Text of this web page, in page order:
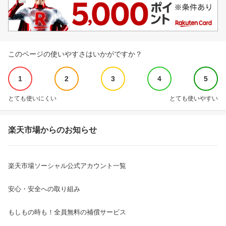
このページの使いやすさはいかがですか？
1 2 3 4 5
とても使いにくい とても使いやすい
楽天市場からのお知らせ
楽天市場ソーシャル公式アカウント一覧
安心・安全への取り組み
もしもの時も！全員無料の補償サービス